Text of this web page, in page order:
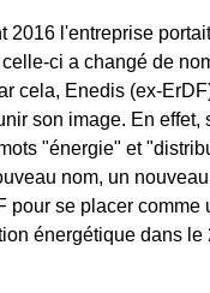
2016 l'entreprise
ci a changé de
cela, Enedis (ex-
son image. En effet,
"énergie" et
nom, un
pour se placer comme
énergétique dans le